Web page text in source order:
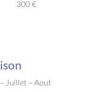
300 €
Juillet – Aout